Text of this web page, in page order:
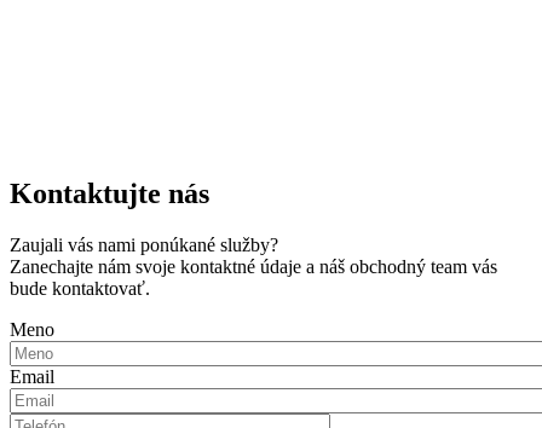
Kontaktujte nás
Zaujali vás nami ponúkané služby?
Zanechajte nám svoje kontaktné údaje a náš obchodný team vás
bude kontaktovať.
Meno
Email